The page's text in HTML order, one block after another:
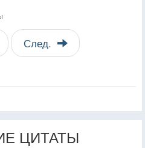
След.
ЦИТАТЫ